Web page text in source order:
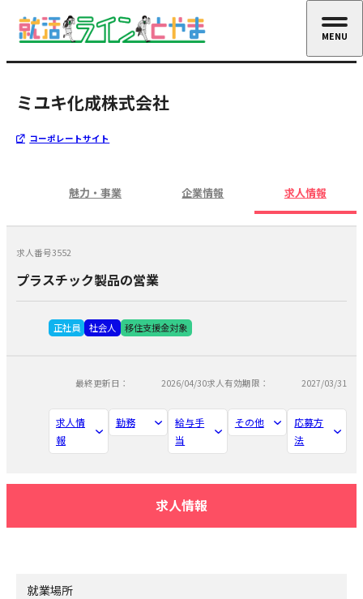
ミユキ化成株式会社
コーポレートサイト
魅力・事業 企業情報 求人情報
求人番号3552
プラスチック製品の営業
正社員 社会人 移住支援金対象
最終更新日： 2026/04/30求人有効期限： 2027/03/31
求人情
報
勤務
給与手
当
その他
応募方
法
求人情報
就業場所
MENU